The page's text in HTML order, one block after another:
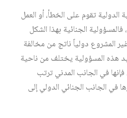
الدولية تقوم على الخطأ، أو العمل
، فالمسؤولية الجنائية بهذا الشكل
المشروع دولياً ناتج من مخالفة
هذه المسؤولية يختلف من ناحية
فإنها في الجانب المدني ترتب
في الجانب الجنائي الدولي إلى